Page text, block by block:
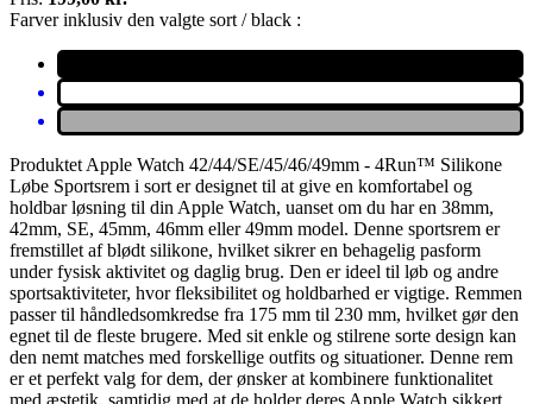
Farver inklusiv den valgte sort / black :
Produktet Apple Watch 42/44/SE/45/46/49mm - 4Run™ Silikone
Løbe Sportsrem i sort er designet til at give en komfortabel og
holdbar løsning til din Apple Watch, uanset om du har en 38mm,
42mm, SE, 45mm, 46mm eller 49mm model. Denne sportsrem er
fremstillet af blødt silikone, hvilket sikrer en behagelig pasform
under fysisk aktivitet og daglig brug. Den er ideel til løb og andre
sportsaktiviteter, hvor fleksibilitet og holdbarhed er vigtige. Remmen
passer til håndledsomkredse fra 175 mm til 230 mm, hvilket gør den
egnet til de fleste brugere. Med sit enkle og stilrene sorte design kan
den nemt matches med forskellige outfits og situationer. Denne rem
er et perfekt valg for dem, der ønsker at kombinere funktionalitet
med æstetik, samtidig med at de holder deres Apple Watch sikkert